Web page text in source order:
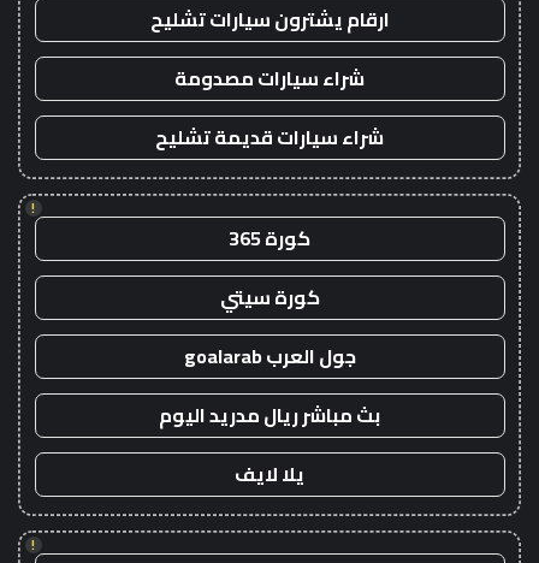
ارقام يشترون سيارات تشليح
شراء سيارات مصدومة
شراء سيارات قديمة تشليح
!
كورة 365
كورة سيتي
جول العرب goalarab
بث مباشر ريال مدريد اليوم
يلا لايف
!